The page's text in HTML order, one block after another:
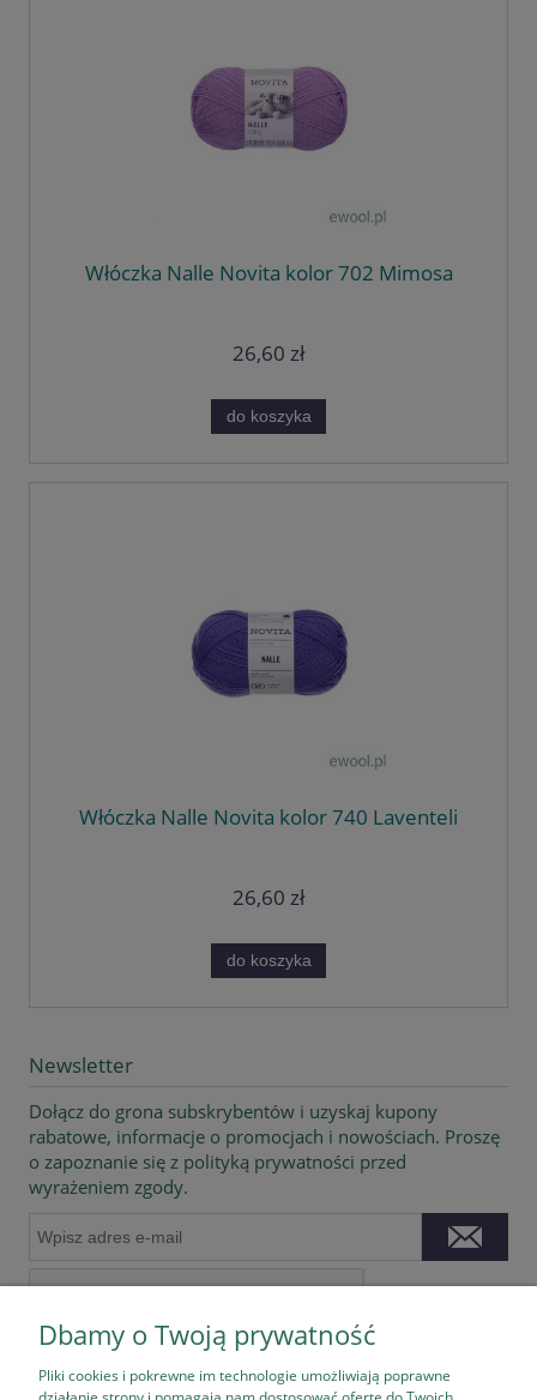
Włóczka Nalle Novita kolor 702 Mimosa
26,60 zł
do koszyka
Włóczka Nalle Novita kolor 740 Laventeli
26,60 zł
do koszyka
Newsletter
Dołącz do grona subskrybentów i uzyskaj kupony
rabatowe, informacje o promocjach i nowościach. Proszę
o zapoznanie się z polityką prywatności przed
wyrażeniem zgody.
Dbamy o Twoją prywatność
Pliki cookies i pokrewne im technologie umożliwiają poprawne